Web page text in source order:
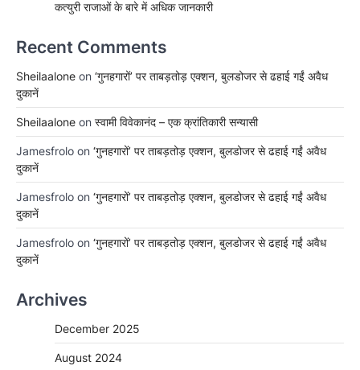
कत्युरी राजाओं के बारे में अधिक जानकारी
Recent Comments
Sheilaalone on ‘गुनहगारों’ पर ताबड़तोड़ एक्शन, बुलडोजर से ढहाई गईं अवैध
दुकानें
Sheilaalone on स्वामी विवेकानंद – एक क्रांतिकारी सन्यासी
Jamesfrolo on ‘गुनहगारों’ पर ताबड़तोड़ एक्शन, बुलडोजर से ढहाई गईं अवैध
दुकानें
Jamesfrolo on ‘गुनहगारों’ पर ताबड़तोड़ एक्शन, बुलडोजर से ढहाई गईं अवैध
दुकानें
Jamesfrolo on ‘गुनहगारों’ पर ताबड़तोड़ एक्शन, बुलडोजर से ढहाई गईं अवैध
दुकानें
Archives
December 2025
August 2024